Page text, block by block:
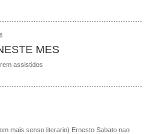
MES
assistidos
mais senso literario) Ernesto Sabato nao